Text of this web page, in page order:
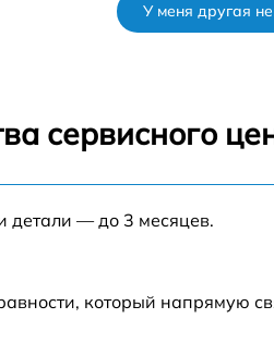
У меня другая
сервисного
детали — до 3 месяцев.
который напрямую